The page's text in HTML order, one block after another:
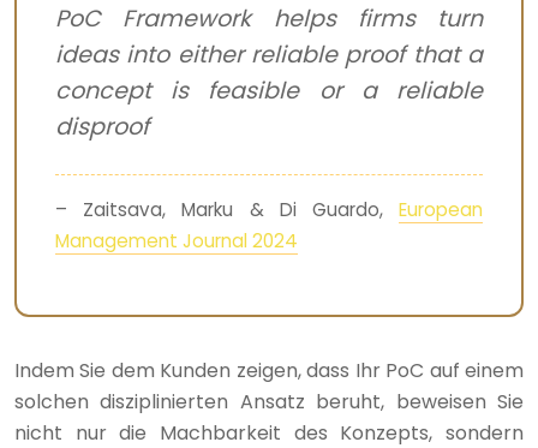
PoC Framework helps firms turn
ideas into either reliable proof that a
concept is feasible or a reliable
disproof
– Zaitsava, Marku & Di Guardo, European
Management Journal 2024
Indem Sie dem Kunden zeigen, dass Ihr PoC auf einem
solchen disziplinierten Ansatz beruht, beweisen Sie
nicht nur die Machbarkeit des Konzepts, sondern